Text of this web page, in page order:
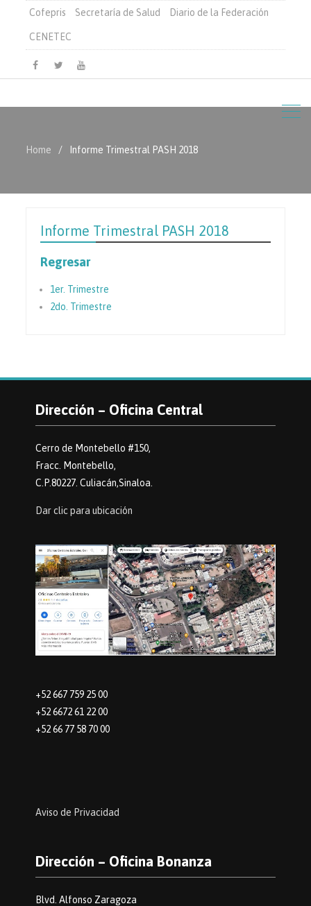
Cofepris Secretaría de Salud Diario de la Federación
CENETEC
Facebook
TwitterYoutube
Home Informe Trimestral PASH 2018
Informe Trimestral PASH 2018
Regresar
1er. Trimestre
2do. Trimestre
Dirección – Oficina Central
Cerro de Montebello #150,
Fracc. Montebello,
C.P.80227. Culiacán,Sinaloa.
Dar clic para ubicación
+52 667 759 25 00
+52 6672 61 22 00
+52 66 77 58 70 00
Aviso de Privacidad
Dirección – Oficina Bonanza
Blvd. Alfonso Zaragoza